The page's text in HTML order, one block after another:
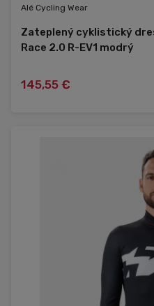
Alé Cycling Wear
Zateplený cyklistický
Race 2.0 R-EV1 modrý
145,55 €